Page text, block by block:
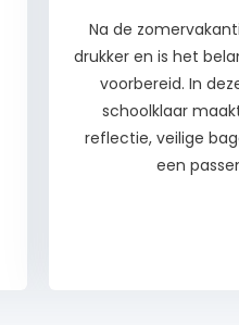
Na de
drukker en is het
voorbereid. In
schoolklaar
reflectie, veilige
een